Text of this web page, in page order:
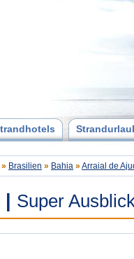
» Brasilien » Bahia » Arraial de
Super